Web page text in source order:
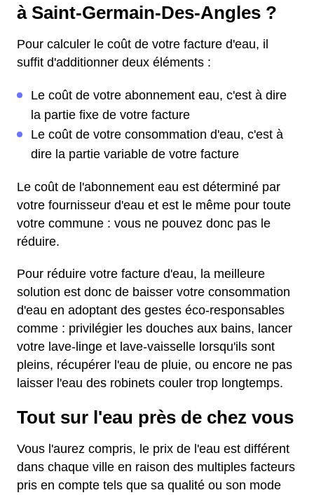
à Saint-Germain-Des-Angles ?
Pour calculer le coût de votre facture d'eau, il
suffit d'additionner deux éléments :
Le coût de votre abonnement eau, c'est à dire
la partie fixe de votre facture
Le coût de votre consommation d'eau, c'est à
dire la partie variable de votre facture
Le coût de l'abonnement eau est déterminé par
votre fournisseur d'eau et est le même pour toute
votre commune : vous ne pouvez donc pas le
réduire.
Pour réduire votre facture d'eau, la meilleure
solution est donc de baisser votre consommation
d'eau en adoptant des gestes éco-responsables
comme : privilégier les douches aux bains, lancer
votre lave-linge et lave-vaisselle lorsqu'ils sont
pleins, récupérer l'eau de pluie, ou encore ne pas
laisser l'eau des robinets couler trop longtemps.
Tout sur l'eau près de chez vous
Vous l'aurez compris, le prix de l'eau est différent
dans chaque ville en raison des multiples facteurs
pris en compte tels que sa qualité ou son mode